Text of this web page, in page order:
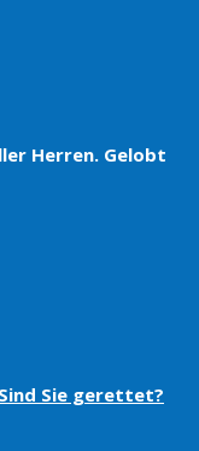
Herren. Gelobt
Sind Sie gerettet?